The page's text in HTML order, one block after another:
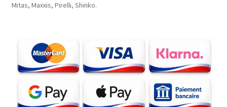
Mitas, Maxxis, Pirelli, Shinko.